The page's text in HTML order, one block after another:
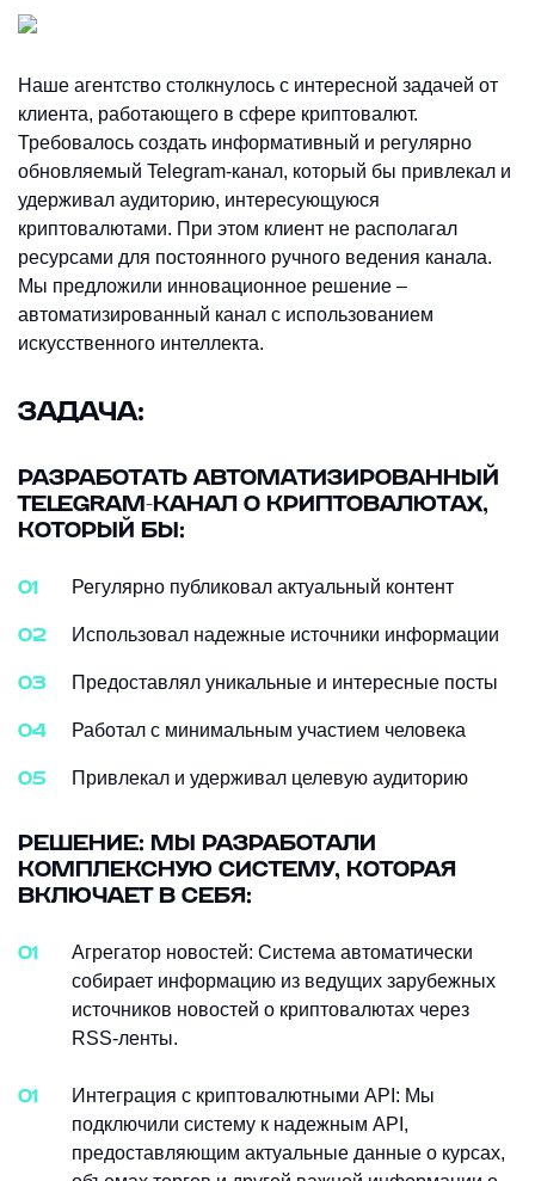
Наше агентство столкнулось с интересной задачей от
клиента, работающего в сфере криптовалют.
Требовалось создать информативный и регулярно
обновляемый Telegram-канал, который бы привлекал и
удерживал аудиторию, интересующуюся
криптовалютами. При этом клиент не располагал
ресурсами для постоянного ручного ведения канала.
Мы предложили инновационное решение –
автоматизированный канал с использованием
искусственного интеллекта.
ЗАДАЧА:
РАЗРАБОТАТЬ АВТОМАТИЗИРОВАННЫЙ
TELEGRAM-КАНАЛ О КРИПТОВАЛЮТАХ,
КОТОРЫЙ БЫ:
Регулярно публиковал актуальный контент
Использовал надежные источники информации
Предоставлял уникальные и интересные посты
Работал с минимальным участием человека
Привлекал и удерживал целевую аудиторию
РЕШЕНИЕ: МЫ РАЗРАБОТАЛИ
КОМПЛЕКСНУЮ СИСТЕМУ, КОТОРАЯ
ВКЛЮЧАЕТ В СЕБЯ:
Агрегатор новостей: Система автоматически
собирает информацию из ведущих зарубежных
источников новостей о криптовалютах через
RSS-ленты.
Интеграция с криптовалютными API: Мы
подключили систему к надежным API,
предоставляющим актуальные данные о курсах,